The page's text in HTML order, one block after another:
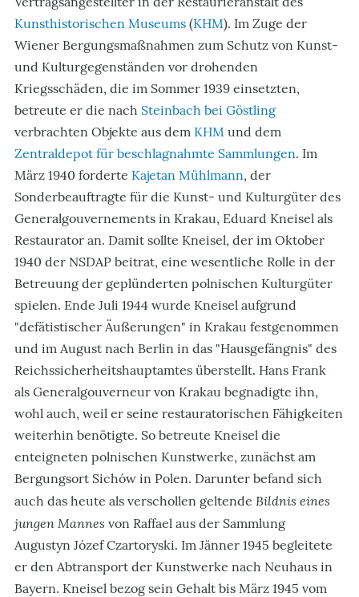
Kunsthistorischen Museums (KHM). Im Zuge der
Wiener Bergungsmaßnahmen zum Schutz von Kunst-
und Kulturgegenständen vor drohenden
Kriegsschäden, die im Sommer 1939 einsetzten,
betreute er die nach Steinbach bei Göstling
verbrachten Objekte aus dem KHM und dem
Zentraldepot für beschlagnahmte Sammlungen. Im
März 1940 forderte Kajetan Mühlmann, der
Sonderbeauftragte für die Kunst- und Kulturgüter des
Generalgouvernements in Krakau, Eduard Kneisel als
Restaurator an. Damit sollte Kneisel, der im Oktober
1940 der NSDAP beitrat, eine wesentliche Rolle in der
Betreuung der geplünderten polnischen Kulturgüter
spielen. Ende Juli 1944 wurde Kneisel aufgrund
"defätistischer Äußerungen" in Krakau festgenommen
und im August nach Berlin in das "Hausgefängnis" des
Reichssicherheitshauptamtes überstellt. Hans Frank
als Generalgouverneur von Krakau begnadigte ihn,
wohl auch, weil er seine restauratorischen Fähigkeiten
weiterhin benötigte. So betreute Kneisel die
enteigneten polnischen Kunstwerke, zunächst am
Bergungsort Sichów in Polen. Darunter befand sich
auch das heute als verschollen geltende Bildnis eines
jungen Mannes von Raffael aus der Sammlung
Augustyn Józef Czartoryski. Im Jänner 1945 begleitete
er den Abtransport der Kunstwerke nach Neuhaus in
Bayern. Kneisel bezog sein Gehalt bis März 1945 vom